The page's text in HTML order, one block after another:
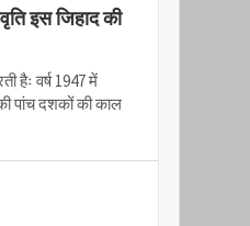
इस जिहाद की
हैः वर्ष 1947 में
पांच दशकों की काल